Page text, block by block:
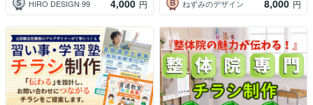
HIRO DESIGN 99 4,000 円 ねずみのデザイン 8,000 円